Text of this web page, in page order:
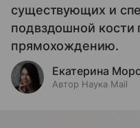
существующих и
подвздошной кости
прямохождению.
Екатерина
Автор Наука Mail